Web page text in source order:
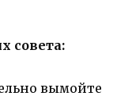
совета:
вымойте